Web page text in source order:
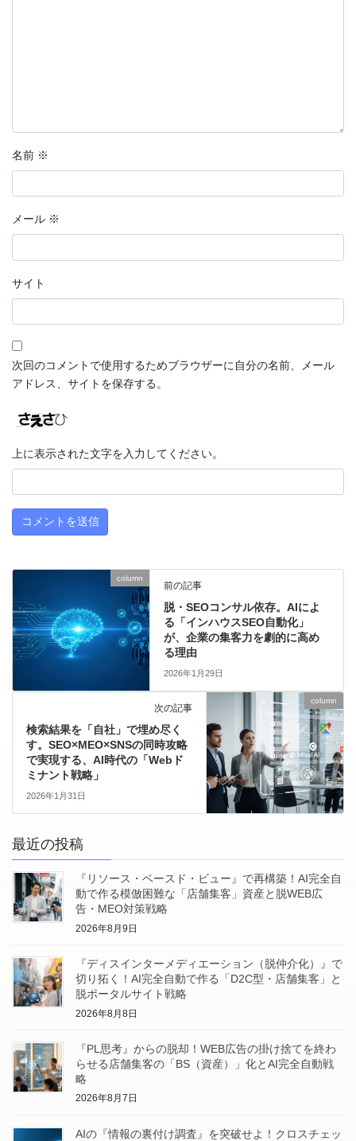
名前 ※
メール ※
サイト
次回のコメントで使用するためブラウザーに自分の名前、メール
アドレス、サイトを保存する。
上に表示された文字を入力してください。
column
前の記事
脱・SEOコンサル依存。AIによ
る「インハウスSEO自動化」
が、企業の集客力を劇的に高め
る理由
2026年1月29日
column
次の記事
検索結果を「自社」で埋め尽く
す。SEO×MEO×SNSの同時攻略
で実現する、AI時代の「Webド
ミナント戦略」
2026年1月31日
最近の投稿
『リソース・ベースド・ビュー』で再構築！AI完全自
動で作る模倣困難な「店舗集客」資産と脱WEB広
告・MEO対策戦略
2026年8月9日
『ディスインターメディエーション（脱仲介化）』で
切り拓く！AI完全自動で作る「D2C型・店舗集客」と
脱ポータルサイト戦略
2026年8月8日
『PL思考』からの脱却！WEB広告の掛け捨てを終わ
らせる店舗集客の「BS（資産）」化とAI完全自動戦
略
2026年8月7日
AIの『情報の裏付け調査』を突破せよ！クロスチェッ